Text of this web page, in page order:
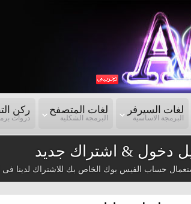
لغات السيرفر
البرمجة الاساسية
لغات المتصفح
البرمجة الشكلية
ركن
دروات
دخول & اشتراك جديد
حساب الفيس بوك الخاص بك للاشتراك لدينا